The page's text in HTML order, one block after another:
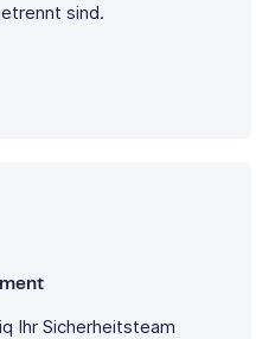
sind.
Ihr Sicherheitsteam